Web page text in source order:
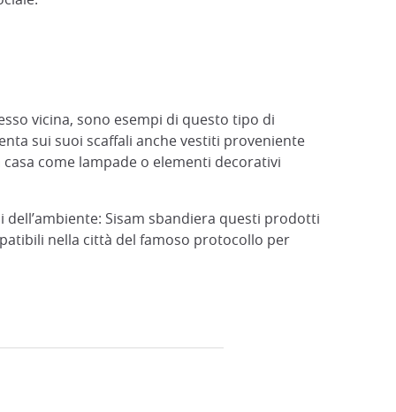
vicina, sono esempi di questo tipo di
sui suoi scaffali anche vestiti proveniente
come lampade o elementi decorativi
Sisam sbandiera questi prodotti
nella città del famoso protocollo per